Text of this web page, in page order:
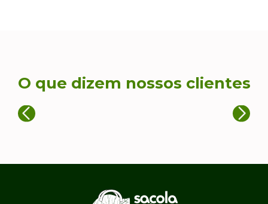
O que dizem nossos clientes